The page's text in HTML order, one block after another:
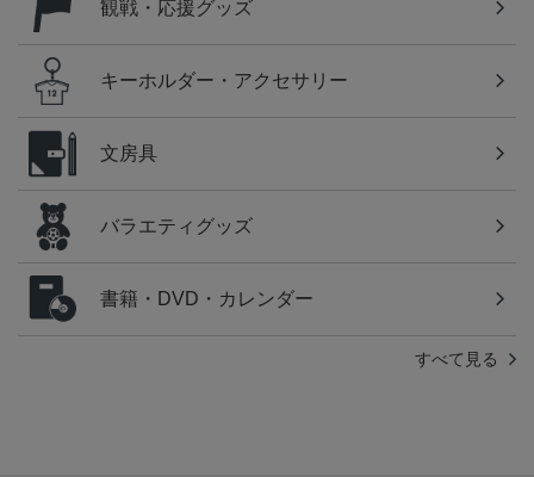
観戦・応援グッズ
キーホルダー・アクセサリー
文房具
バラエティグッズ
書籍・DVD・カレンダー
すべて見る